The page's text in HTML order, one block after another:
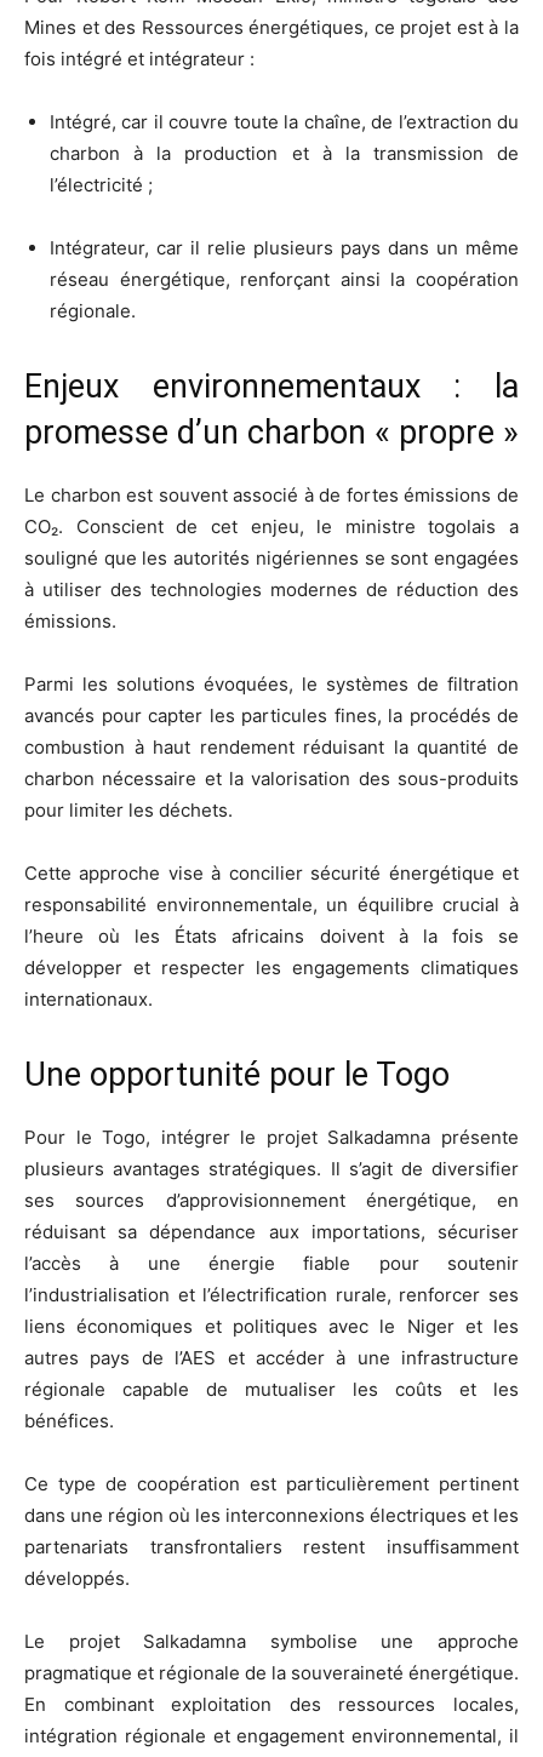
Mines et des Ressources énergétiques, ce projet est à la
fois intégré et intégrateur :
Intégré, car il couvre toute la chaîne, de l’extraction du
charbon à la production et à la transmission de
l’électricité ;
Intégrateur, car il relie plusieurs pays dans un même
réseau énergétique, renforçant ainsi la coopération
régionale.
Enjeux environnementaux : la
promesse d’un charbon « propre »
Le charbon est souvent associé à de fortes émissions de
CO₂. Conscient de cet enjeu, le ministre togolais a
souligné que les autorités nigériennes se sont engagées
à utiliser des technologies modernes de réduction des
émissions.
Parmi les solutions évoquées, le systèmes de filtration
avancés pour capter les particules fines, la procédés de
combustion à haut rendement réduisant la quantité de
charbon nécessaire et la valorisation des sous-produits
pour limiter les déchets.
Cette approche vise à concilier sécurité énergétique et
responsabilité environnementale, un équilibre crucial à
l’heure où les États africains doivent à la fois se
développer et respecter les engagements climatiques
internationaux.
Une opportunité pour le Togo
Pour le Togo, intégrer le projet Salkadamna présente
plusieurs avantages stratégiques. Il s’agit de diversifier
ses sources d’approvisionnement énergétique, en
réduisant sa dépendance aux importations, sécuriser
l’accès à une énergie fiable pour soutenir
l’industrialisation et l’électrification rurale, renforcer ses
liens économiques et politiques avec le Niger et les
autres pays de l’AES et accéder à une infrastructure
régionale capable de mutualiser les coûts et les
bénéfices.
Ce type de coopération est particulièrement pertinent
dans une région où les interconnexions électriques et les
partenariats transfrontaliers restent insuffisamment
développés.
Le projet Salkadamna symbolise une approche
pragmatique et régionale de la souveraineté énergétique.
En combinant exploitation des ressources locales,
intégration régionale et engagement environnemental, il